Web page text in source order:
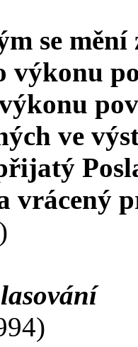
se
výkonu
ve
vrácený